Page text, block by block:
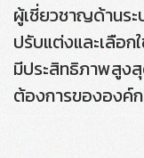
ผู้เชี่ยวชาญด้านระ
ปรับแต่งและเลือก
มีประสิทธิภาพสูง
ต้องการขององค์